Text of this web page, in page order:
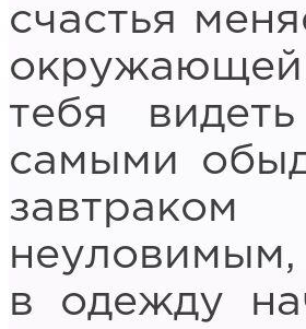
счастья
окружающей
тебя
самыми
в одежду